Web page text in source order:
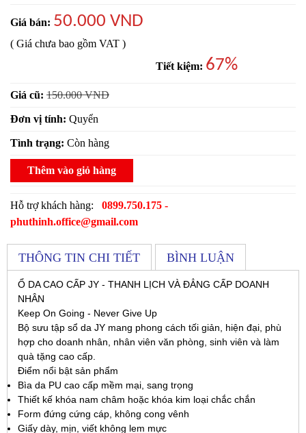
Giá bán: 50.000 VND
( Giá chưa bao gồm VAT )
Tiết kiệm: 67%
Giá cũ: 150.000 VND
Đơn vị tính: Quyển
Tình trạng: Còn hàng
Thêm vào giỏ hàng
Hỗ trợ khách hàng: 0899.750.175 -
phuthinh.office@gmail.com
THÔNG TIN CHI TIẾT BÌNH LUẬN
Ổ DA CAO CẤP JY - THANH LỊCH VÀ ĐẲNG CẤP DOANH
NHÂN
Keep On Going - Never Give Up
Bộ sưu tập sổ da JY mang phong cách tối giản, hiện đại, phù
hợp cho doanh nhân, nhân viên văn phòng, sinh viên và làm
quà tặng cao cấp.
Điểm nổi bật sản phẩm
Bìa da PU cao cấp mềm mại, sang trọng
Thiết kế khóa nam châm hoặc khóa kim loại chắc chắn
Form đứng cứng cáp, không cong vênh
Giấy dày, mịn, viết không lem mực